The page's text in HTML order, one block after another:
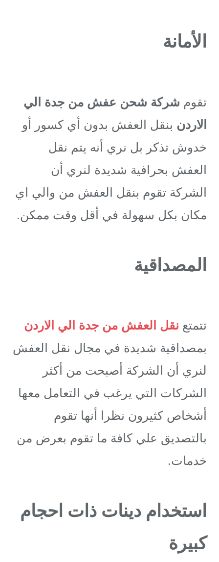
الأمانة
تقوم شركة شحن عفش من جدة الي
الاردن بنقل العفش بدون أي كسور أو
خدوش تذكر بل نري أنه يتم نقل
العفش بحرافية شديدة لنري أن
الشركة تقوم بنقل العفش من والي اي
مكان بكل سهولة في أقل وقت ممكن.
المصداقية
تتمتع نقل العفش من جدة الي الاردن
بمصداقية شديدة في مجال نقل العفش
لنري أن الشركة أصبحت من أكثر
الشركات التي يرغب في التعامل معها
أشخاص كثيرون نظرا أنها تقوم
بالتصديق علي كافة ما تقوم بعرض من
خدمات.
استخدام دينات ذات احجام
كبيرة